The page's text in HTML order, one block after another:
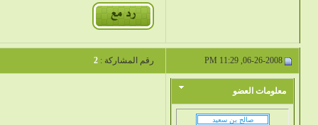
رقم المشاركة : 2
معلومات العضو